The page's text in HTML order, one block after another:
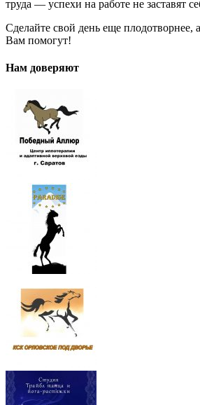
труда — успехи на работе не заставят
Сделайте свой день еще плодотворнее,
Вам помогут!
Нам доверяют